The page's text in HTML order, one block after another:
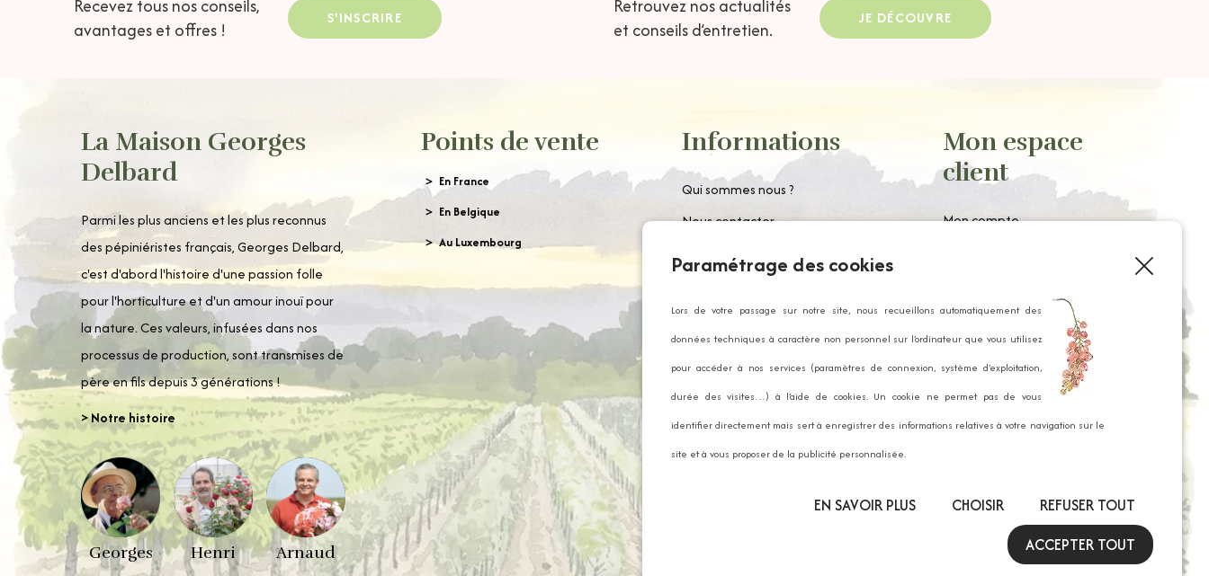
Recevez tous nos conseils,
avantages et offres !
S'INSCRIRE
Retrouvez nos actualités
et conseils d’entretien.
JE DÉCOUVRE
La Maison Georges
Delbard
Parmi les plus anciens et les plus reconnus
des pépiniéristes français, Georges Delbard,
c'est d'abord l'histoire d'une passion folle
pour l'horticulture et d'un amour inouï pour
la nature. Ces valeurs, infusées dans nos
processus de production, sont transmises de
père en fils depuis 3 générations !
> Notre histoire
Georges Henri Arnaud
Points de vente
En France
En Belgique
Au Luxembourg
Informations
Qui sommes nous ?
Nous contacter
notre catalogue
Mentions légales
CGV
Politique de confidentialité
Foire Aux Questions
Mon espace
client
Mon compte
Paramétrage des cookies
Lors de votre passage sur notre site, nous recueillons automatiquement des
données techniques à caractère non personnel sur l’ordinateur que vous utilisez
pour accéder à nos services (paramètres de connexion, système d’exploitation,
durée des visites…) à l’aide de cookies. Un cookie ne permet pas de vous
identifier directement mais sert à enregistrer des informations relatives à votre navigation sur le
site et à vous proposer de la publicité personnalisée.
EN SAVOIR PLUS CHOISIR
REFUSER TOUT
ACCEPTER TOUT